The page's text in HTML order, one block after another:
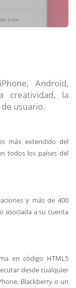
Android,
creatividad, la
usuario.
más extendido del
todos los países del
y más de 400
asociada a su cuenta
en código HTML5
desde cualquier
Blackberry o un